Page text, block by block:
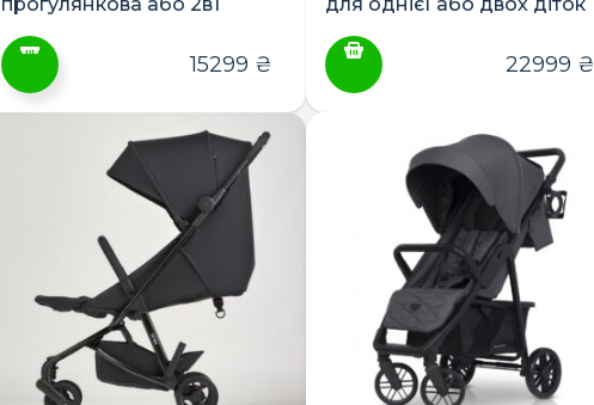
ПОШУК ТОВАРІВ:
Параметри
вибрати
сторінці
товару
15299 ₴ 22999 ₴